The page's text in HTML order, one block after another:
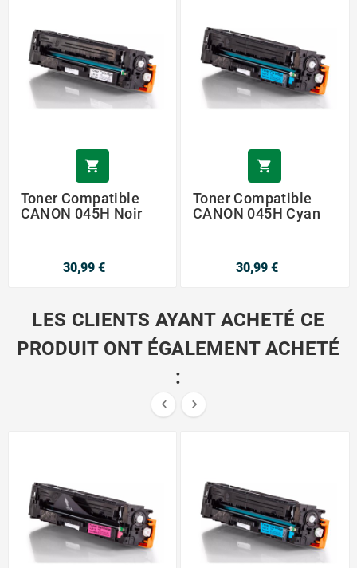

Toner Compatible
CANON 045H Noir
30,99 €

Toner Compatible
CANON 045H Cyan
30,99 €
LES CLIENTS AYANT ACHETÉ CE
PRODUIT ONT ÉGALEMENT ACHETÉ
:
 